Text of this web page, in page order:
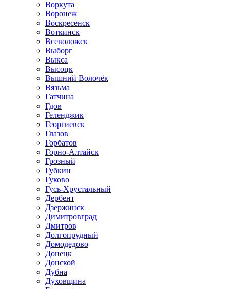
Воркута
Воронеж
Воскресенск
Воткинск
Всеволожск
Выборг
Выкса
Высоцк
Вышний Волочёк
Вязьма
Гатчина
Гдов
Геленджик
Георгиевск
Глазов
Горбатов
Горно-Алтайск
Грозный
Губкин
Гуково
Гусь-Хрустальный
Дербент
Дзержинск
Димитровград
Дмитров
Долгопрудный
Домодедово
Донецк
Донской
Дубна
Духовщина